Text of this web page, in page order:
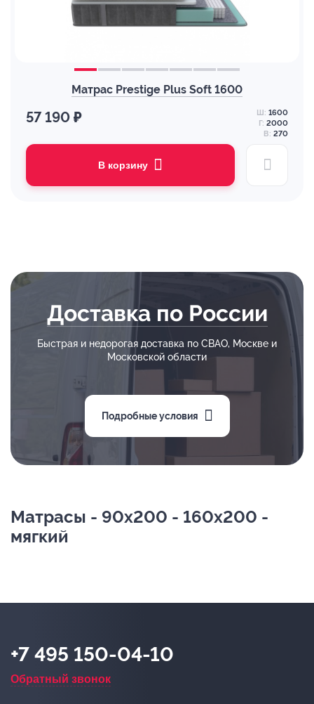
Матрас Prestige Plus Soft 1600
57 190 ₽ Ш: 1600
Г: 2000
В: 270
В корзину
Доставка по России
Быстрая и недорогая доставка по СВАО, Москве и
Московской области
Подробные условия
Матрасы - 90х200 - 160х200 -
мягкий
+7 495 150-04-10
Обратный звонок